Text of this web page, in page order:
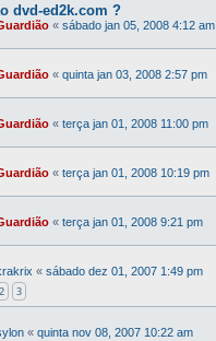
dvd-ed2k.com ?
« sábado jan 05, 2008 4:12 am
« quinta jan 03, 2008 2:57 pm
« terça jan 01, 2008 11:00 pm
« terça jan 01, 2008 10:19 pm
« terça jan 01, 2008 9:21 pm
« sábado dez 01, 2007 1:49 pm
2 3
« quinta nov 08, 2007 10:22 am